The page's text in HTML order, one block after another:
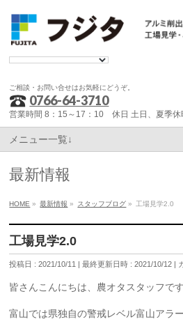
ご相談・お問い合せはお気軽にどうぞ。
0766-64-3710
営業時間 8：15～17：10 休日 土日、夏季休
メニュー一覧↓
最新情報
HOME » 最新情報 » スタッフブログ » 工場見学2.0
工場見学2.0
投稿日 : 2021/10/11 最終更新日時 : 2021/10/12
皆さんこんにちは、農オタスタッフです
富山では県独自の警戒レベル富山アラ